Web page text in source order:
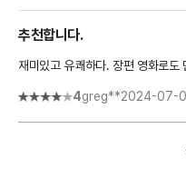
추천합니다.
재미있고 유쾌하다. 장편 영화로도
4greg**2024-07-